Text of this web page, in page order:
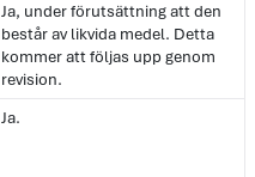
Ja, under förutsättning att den
består av likvida medel. Detta
kommer att följas upp genom
revision.
Ja.